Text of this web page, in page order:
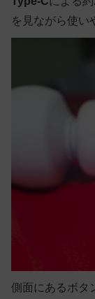
を見ながら使い
側面にあるボタ